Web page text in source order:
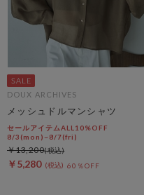
DOUX ARCHIVES
メッシュドルマンシャツ
セールアイテムALL10%OFF
8/3(mon)~8/7(fri)
￥5,280 60％OFF
￥13,200